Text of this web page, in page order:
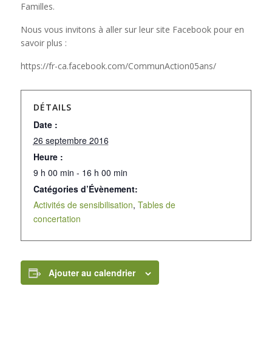
Familles.
Nous vous invitons à aller sur leur site Facebook pour en
savoir plus :
https://fr-ca.facebook.com/CommunAction05ans/
DÉTAILS
Date :
26 septembre 2016
Heure :
9 h 00 min - 16 h 00 min
Catégories d’Évènement:
Activités de sensibilisation, Tables de
concertation
Ajouter au calendrier